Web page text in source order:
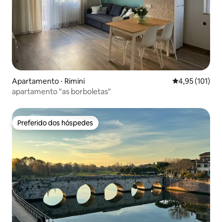
Apartamento ⋅ Rimini 4,95 de uma
4,95 (101)
apartamento "as borboletas"
Preferido dos hóspedes
Preferido dos hóspedes